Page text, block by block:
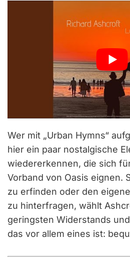
Wer mit „Urban Hymns“
hier ein paar nostalgische
wiedererkennen, die sich
Vorband von Oasis eignen.
zu erfinden oder den
zu hinterfragen, wählt
geringsten Widerstands
das vor allem eines ist: